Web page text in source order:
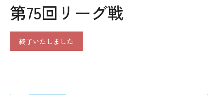
第75回リーグ戦
終了いたしました